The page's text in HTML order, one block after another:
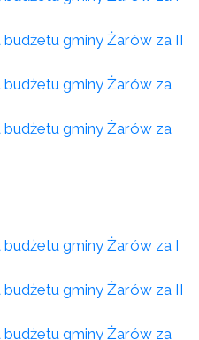
gminy Żarów za II
gminy Żarów za
gminy Żarów za
gminy Żarów za I
gminy Żarów za II
gminy Żarów za